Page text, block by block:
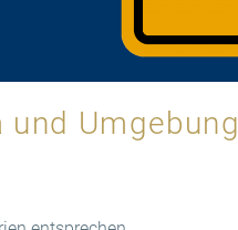
Umgebung